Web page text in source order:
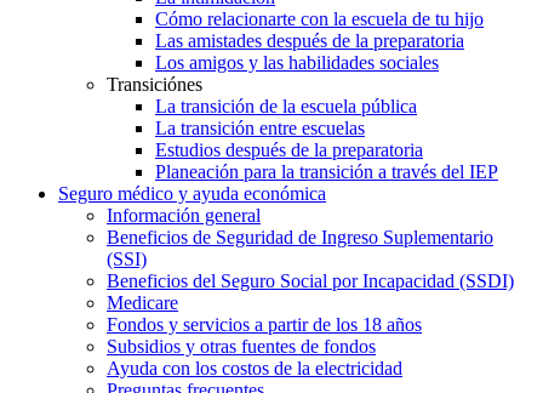
Cómo relacionarte con la escuela de tu hijo
Las amistades después de la preparatoria
Los amigos y las habilidades sociales
Transiciónes
La transición de la escuela pública
La transición entre escuelas
Estudios después de la preparatoria
Planeación para la transición a través del IEP
Seguro médico y ayuda económica
Información general
Beneficios de Seguridad de Ingreso Suplementario
(SSI)
Beneficios del Seguro Social por Incapacidad (SSDI)
Medicare
Fondos y servicios a partir de los 18 años
Subsidios y otras fuentes de fondos
Ayuda con los costos de la electricidad